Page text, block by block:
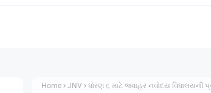
Home JNV
ધોરણ ૬ માટે જવાહર નવોદય વિધાલયની